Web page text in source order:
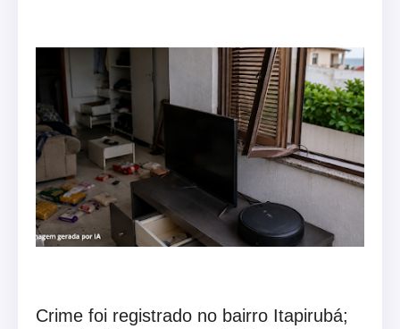
Crime foi registrado no bairro Itapirubá;